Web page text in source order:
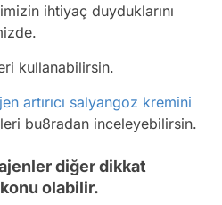
ihtiyaç duyduklarını
kullanabilirsin.
artırıcı salyangoz kremini
bu8radan inceleyebilirsin.
diğer dikkat
olabilir.